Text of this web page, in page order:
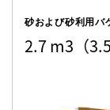
砂および砂利用バ
2.7 m3（